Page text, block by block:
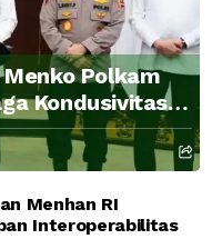
Polkam
Kondusivitas
Menhan RI
Interoperabilitas